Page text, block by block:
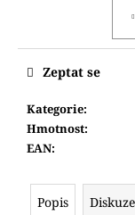
Kategorie:
Hmotnost:
EAN:
Zeptat se
Popis Diskuze
D
p
o